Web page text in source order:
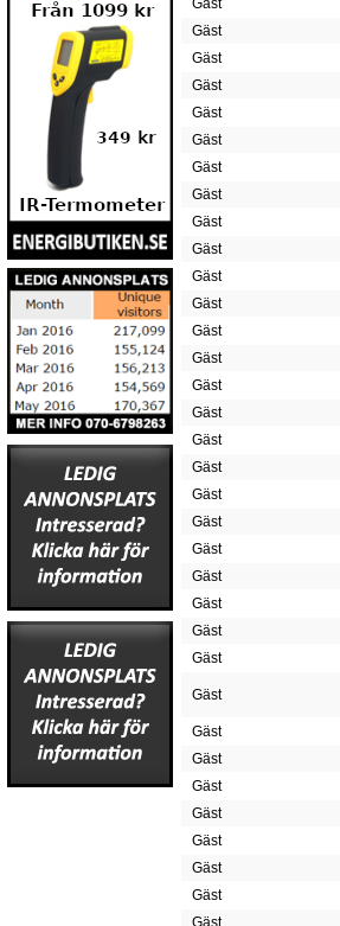
Gäst
Gäst
Gäst
Gäst
Gäst
Gäst
Gäst
Gäst
Gäst
Gäst
Gäst
Gäst
Gäst
Gäst
Gäst
Gäst
Gäst
Gäst
Gäst
Gäst
Gäst
Gäst
Gäst
Gäst
Gäst
Gäst
Gäst
Gäst
Gäst
Gäst
Gäst
Gäst
Gäst